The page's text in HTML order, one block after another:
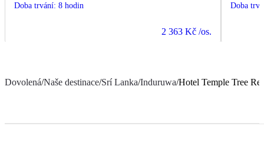
Doba trvání: 8 hodin
2 363 Kč /os.
Doba
Dovolená/Naše destinace/Srí Lanka/Induruwa/Hotel Temple Tree